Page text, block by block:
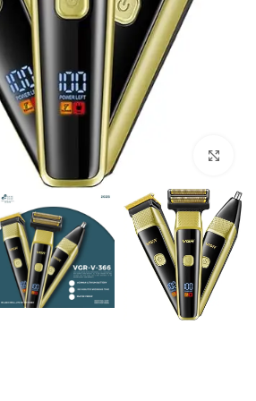
Click to enlarge